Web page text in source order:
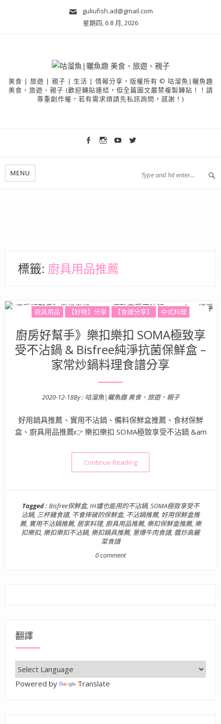
guliufish.ad@gmail.com
星期四, 6 8 月, 2026
美食 | 旅遊 | 親子 | 生活 | 情報分享，版權所有 © 咕溜魚|曬魚趣
美食、旅遊、親子 (歡迎轉貼連結，但全篇圖文嚴禁複製轉貼！！請
尊重創作權，若有需求煩請先私訊詢問，感謝！)
MENU
標籤: 廚具用品推薦
廚具用品 【好物】分享 【食譜分享】 中式料理
廚房好幫手》樂扣樂扣 SOMA極致享
受不沾鍋 & Bisfree純淨抗菌保鮮盒 –
家常炒鍋料理食譜分享
Posted on
2020-12-18By : 咕溜魚|曬魚趣 美食、旅遊、親子
好用鍋具推薦、實用不沾鍋、備料保鮮盒推薦、食材保鮮
盒、廚具用品推薦👉 樂扣樂扣 SOMA極致享受不沾鍋 &am
Continue Reading“廚房好幫手》樂扣樂扣
Tagged :Bisfree保鮮盒, IH爐也能用的不沾鍋, SOMA極致享受不
沾鍋, 三杯雞食譜, 不會摔破的保鮮盒, 不沾鍋推薦, 好用保鮮盒推
薦, 實用不沾鍋推薦, 居家料理, 廚具用品推薦, 樂扣保鮮盒推薦, 樂
扣樂扣, 樂扣樂扣不沾鍋, 樂扣鍋具推薦, 蔥爆牛肉食譜, 醬炒高麗
菜食譜
0 comment
翻譯
Powered by Translate